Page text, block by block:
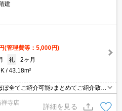
建
(管理費等：5,000円)
礼
2ヶ月
43.18m²
全てご紹介可能♪まとめてご紹介致し
い！お部屋探しはタウンハウジングま
祥寺店
詳細を見る